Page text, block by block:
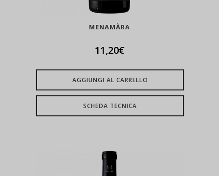
MENAMÀRA
11,20€
AGGIUNGI AL CARRELLO
SCHEDA TECNICA